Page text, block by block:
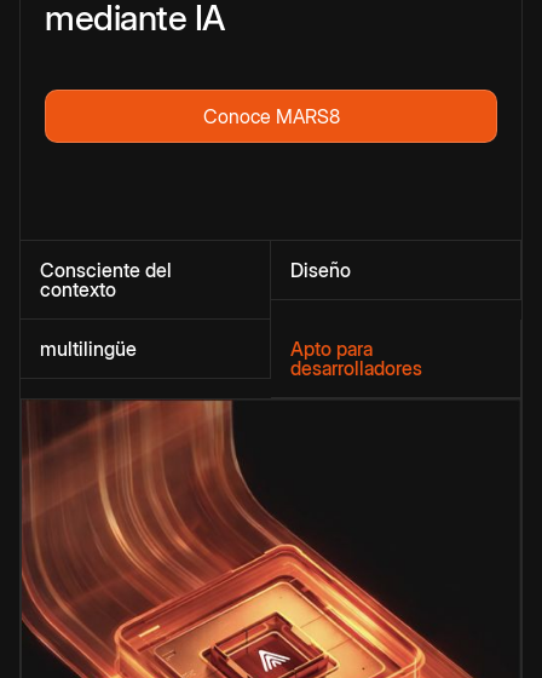
mediante IA
Conoce MARS8
Consciente del
contexto
Diseño
multilingüe
Apto para
desarrolladores